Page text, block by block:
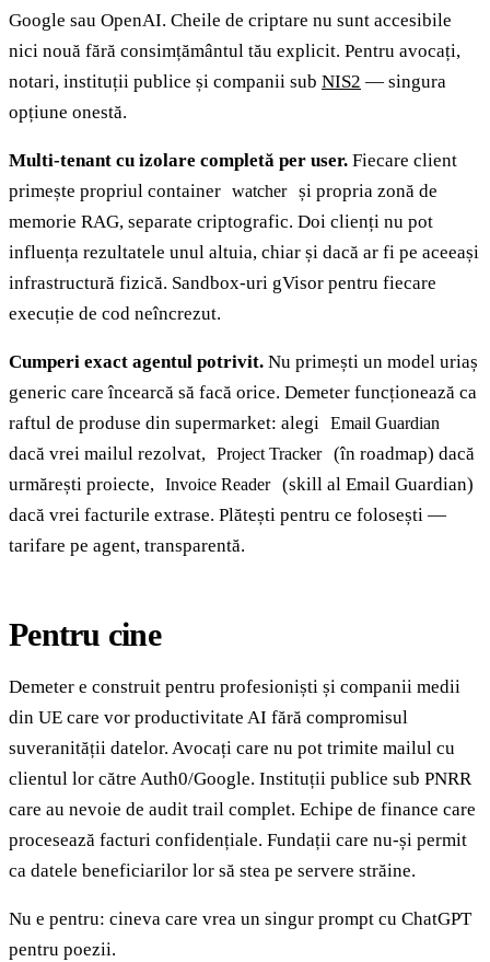
Google sau OpenAI. Cheile de criptare nu sunt accesibile
nici nouă fără consimțământul tău explicit. Pentru avocați,
notari, instituții publice și companii sub NIS2 — singura
opțiune onestă.
Multi-tenant cu izolare completă per user. Fiecare client
primește propriul container
watcher
și propria zonă de
memorie RAG, separate criptografic. Doi clienți nu pot
influența rezultatele unul altuia, chiar și dacă ar fi pe aceeași
infrastructură fizică. Sandbox-uri gVisor pentru fiecare
execuție de cod neîncrezut.
Cumperi exact agentul potrivit. Nu primești un model uriaș
generic care încearcă să facă orice. Demeter funcționează ca
raftul de produse din supermarket: alegi
Email Guardian
dacă vrei mailul rezolvat, Project Tracker
(în roadmap) dacă
urmărești proiecte,
Invoice Reader
(skill al Email Guardian)
dacă vrei facturile extrase. Plătești pentru ce folosești —
tarifare pe agent, transparentă.
Pentru cine
Demeter e construit pentru profesioniști și companii medii
din UE care vor productivitate AI fără compromisul
suveranității datelor. Avocați care nu pot trimite mailul cu
clientul lor către Auth0/Google. Instituții publice sub PNRR
care au nevoie de audit trail complet. Echipe de finance care
procesează facturi confidențiale. Fundații care nu-și permit
ca datele beneficiarilor lor să stea pe servere străine.
Nu e pentru: cineva care vrea un singur prompt cu ChatGPT
pentru poezii.